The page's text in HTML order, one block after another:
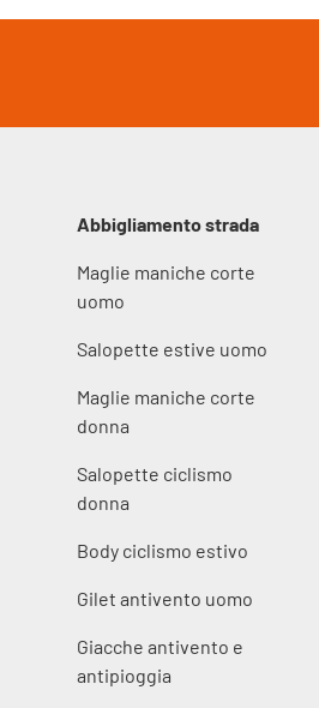
Abbigliamento strada
Maglie maniche corte
uomo
Salopette estive uomo
Maglie maniche corte
donna
Salopette ciclismo
donna
Body ciclismo estivo
Gilet antivento uomo
Giacche antivento e
antipioggia